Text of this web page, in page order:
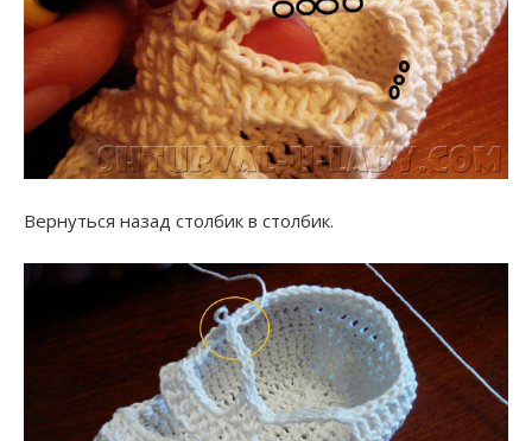
Вернуться назад столбик в столбик.